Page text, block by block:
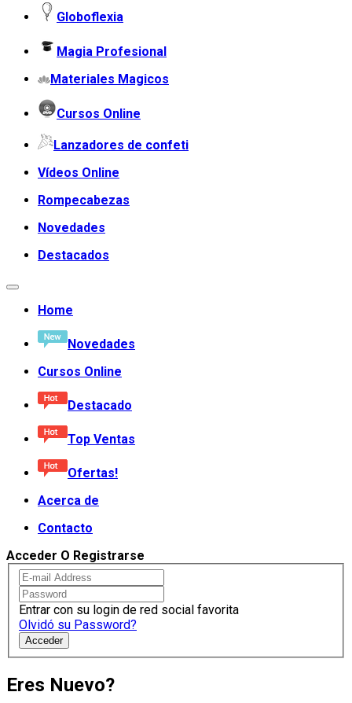
Globoflexia
Magia Profesional
Materiales Magicos
Cursos Online
Lanzadores de confeti
Vídeos Online
Rompecabezas
Novedades
Destacados
Home
Novedades
Cursos Online
Destacado
Top Ventas
Ofertas!
Acerca de
Contacto
Acceder O Registrarse
Entrar con su login de red social favorita
Olvidó su Password?
Acceder
Eres Nuevo?